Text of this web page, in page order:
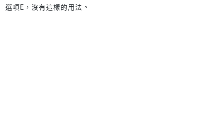
選項E，沒有這樣的用法。